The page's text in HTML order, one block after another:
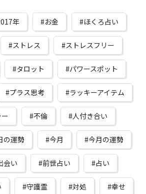
年 お金 ほくろ占い
ストレス ストレスフリー
タロット パワースポット
プラス思考 ラッキーアイテム
不倫 人付き合い
の運勢 今月 今月の運勢
会い 前世占い 占い
守護霊 対処 幸せ